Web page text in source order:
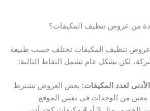
من عروض تنظيف المكيفات؟
تنظيف المكيفات تختلف حسب طبيعة
لكن بشكل عام تشمل النقاط التالية:
لعدد المكيفات: بعض العروض تشترط
من الوحدات في نفس الموقع